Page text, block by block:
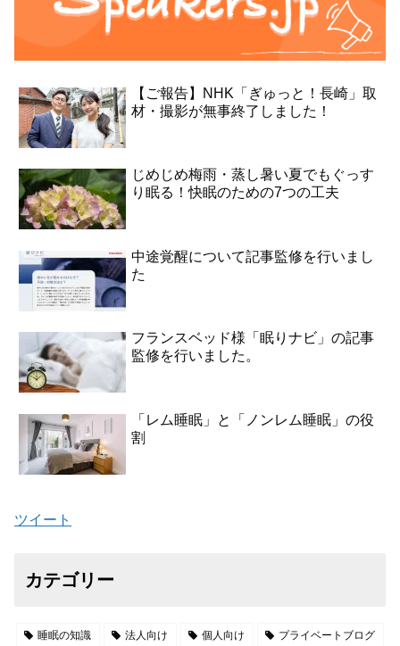
【ご報告】NHK「ぎゅっと！長崎」取
材・撮影が無事終了しました！
じめじめ梅雨・蒸し暑い夏でもぐっす
り眠る！快眠のための7つの工夫
中途覚醒について記事監修を行いまし
た
フランスベッド様「眠りナビ」の記事
監修を行いました。
「レム睡眠」と「ノンレム睡眠」の役
割
ツイート
カテゴリー
睡眠の知識 法人向け 個人向け プライベートブログ